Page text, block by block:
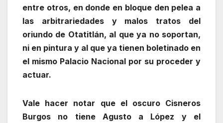
entre otros, en donde en bloque den pelea a
las arbitrariedades y malos tratos del
oriundo de Otatitlán, al que ya no soportan,
ni en pintura y al que ya tienen boletinado en
el mismo Palacio Nacional por su proceder y
actuar.
Vale hacer notar que el oscuro Cisneros
Burgos no tiene Agusto a López y el